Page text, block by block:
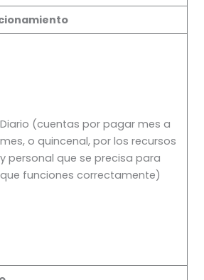
Diario (cuentas por pagar mes a
mes, o quincenal, por los recursos
y personal que se precisa para
que funciones correctamente)